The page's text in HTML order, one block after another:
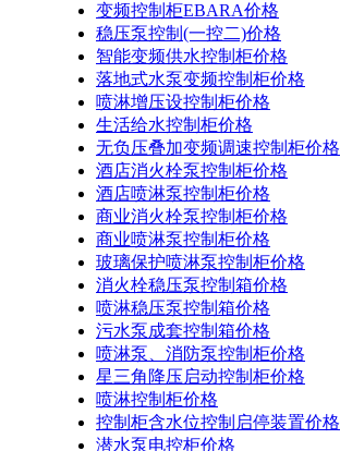
变频控制柜EBARA价格
稳压泵控制(一控二)价格
智能变频供水控制柜价格
落地式水泵变频控制柜价格
喷淋增压设控制柜价格
生活给水控制柜价格
无负压叠加变频调速控制柜价格
酒店消火栓泵控制柜价格
酒店喷淋泵控制柜价格
商业消火栓泵控制柜价格
商业喷淋泵控制柜价格
玻璃保护喷淋泵控制柜价格
消火栓稳压泵控制箱价格
喷淋稳压泵控制箱价格
污水泵成套控制箱价格
喷淋泵、消防泵控制柜价格
星三角降压启动控制柜价格
喷淋控制柜价格
控制柜含水位控制启停装置价格
潜水泵电控柜价格